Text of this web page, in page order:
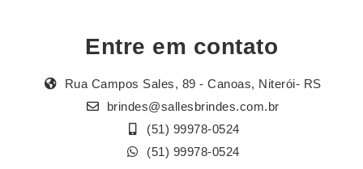
Entre em contato
Rua Campos Sales, 89 - Canoas, Niterói- RS
brindes@sallesbrindes.com.br
(51) 99978-0524
(51) 99978-0524